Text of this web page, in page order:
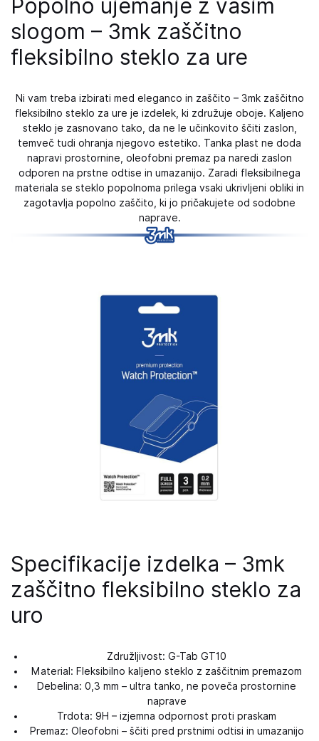
Popolno ujemanje z vašim
slogom – 3mk zaščitno
fleksibilno steklo za ure
Ni vam treba izbirati med eleganco in zaščito – 3mk zaščitno
fleksibilno steklo za ure je izdelek, ki združuje oboje. Kaljeno
steklo je zasnovano tako, da ne le učinkovito ščiti zaslon,
temveč tudi ohranja njegovo estetiko. Tanka plast ne doda
napravi prostornine, oleofobni premaz pa naredi zaslon
odporen na prstne odtise in umazanijo. Zaradi fleksibilnega
materiala se steklo popolnoma prilega vsaki ukrivljeni obliki in
zagotavlja popolno zaščito, ki jo pričakujete od sodobne
naprave.
Specifikacije izdelka – 3mk
zaščitno fleksibilno steklo za
uro
Združljivost: G-Tab GT10
Material: Fleksibilno kaljeno steklo z zaščitnim premazom
Debelina: 0,3 mm – ultra tanko, ne poveča prostornine
naprave
Trdota: 9H – izjemna odpornost proti praskam
Premaz: Oleofobni – ščiti pred prstnimi odtisi in umazanijo